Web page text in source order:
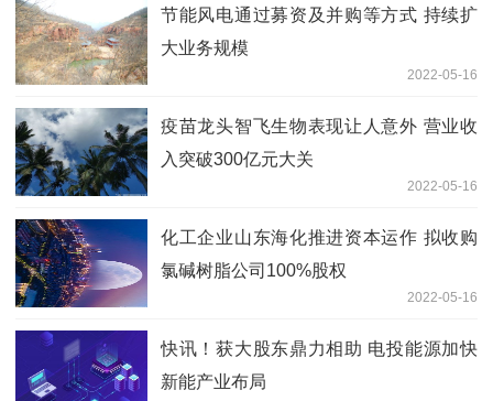
节能风电通过募资及并购等方式 持续扩
大业务规模
2022-05-16
疫苗龙头智飞生物表现让人意外 营业收
入突破300亿元大关
2022-05-16
化工企业山东海化推进资本运作 拟收购
氯碱树脂公司100%股权
2022-05-16
快讯！获大股东鼎力相助 电投能源加快
新能产业布局